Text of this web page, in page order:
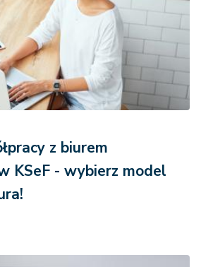
z biurem
KSeF - wybierz model